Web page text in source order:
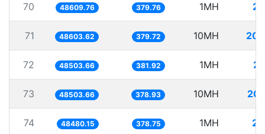
70 48609.76 379.76 1MH
71 48603.62 379.72 10MH
72 48503.66 381.92 1MH
73 48503.66 378.93 10MH
74 48480.15 378.75 1MH